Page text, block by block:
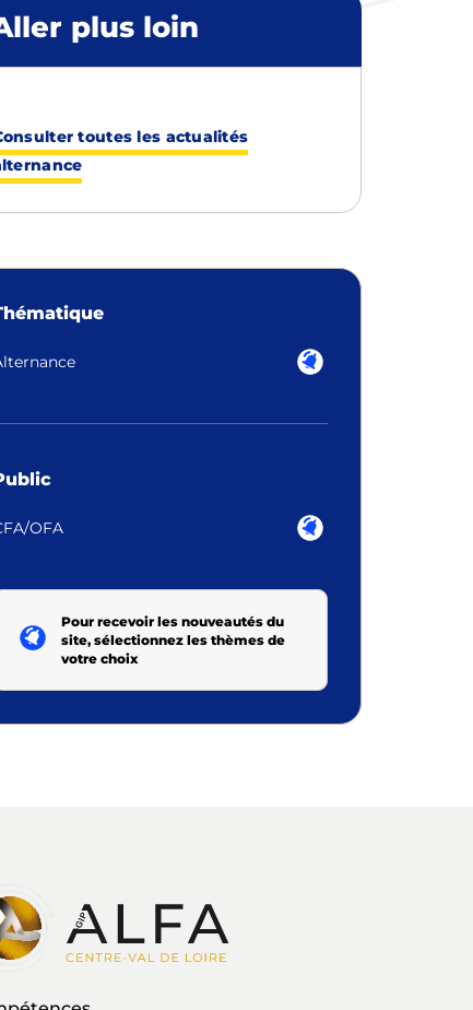
plus loin
toutes les actualités
OFA
Pour recevoir les nouveautés du
site, sélectionnez les thèmes de
votre choix